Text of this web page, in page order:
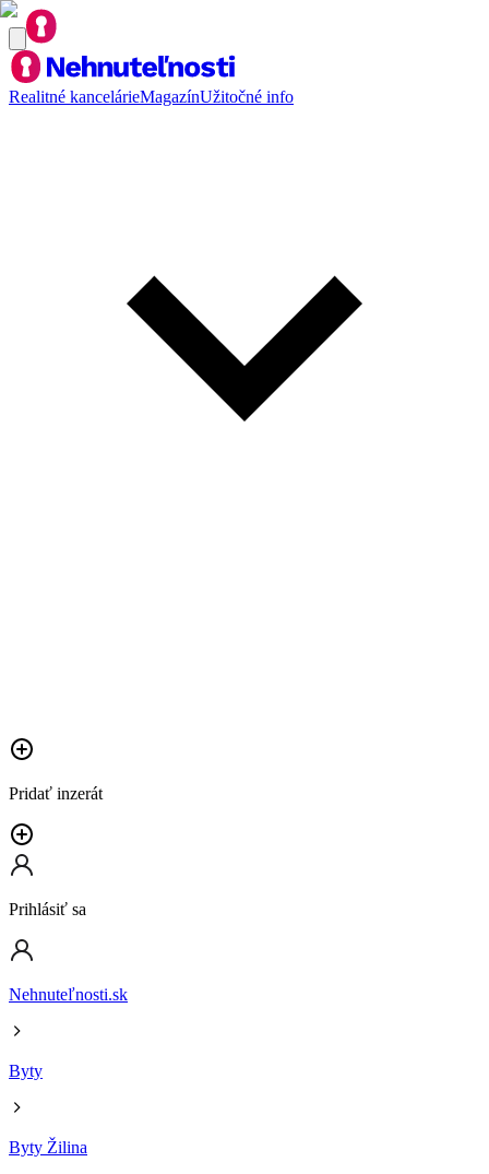
Realitné kancelárieMagazínUžitočné info
Pridať inzerát
Prihlásiť sa
Nehnuteľnosti.sk
Byty
Byty Žilina